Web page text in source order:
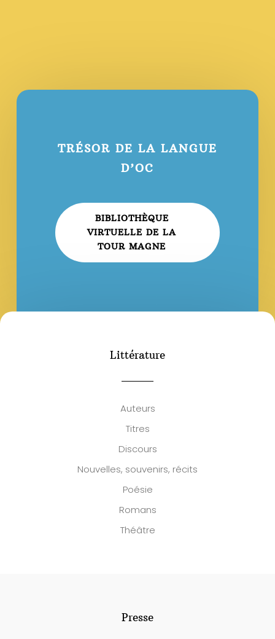
TRÉSOR DE LA LANGUE
D’OC
BIBLIOTHÈQUE
VIRTUELLE DE LA
TOUR MAGNE
Littérature
Auteurs
Titres
Discours
Nouvelles, souvenirs, récits
Poésie
Romans
Théâtre
Presse